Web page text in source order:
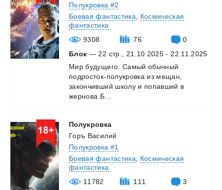
Полукровка #2
Боевая фантастика
Космическая
фантастика
9308
76
0
Блок — 22 стр., 21.10.2025 - 22.11.2025
Мир будущего. Самый обычный
подросток-полукровка из мещан,
закончивший школу и попавший в
жернова Б...
Полукровка
Горъ Василий
Полукровка #1
Боевая фантастика
Космическая
фантастика
11782
111
3